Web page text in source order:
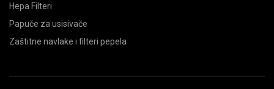
Hepa Filteri
Papuče za usisivače
Zaštitne navlake i filteri pepela